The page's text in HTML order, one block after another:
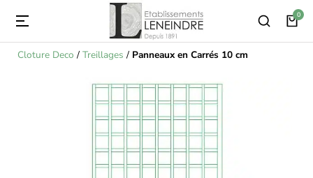
Cloture Deco / Treillages / Panneaux en Carrés 10 cm